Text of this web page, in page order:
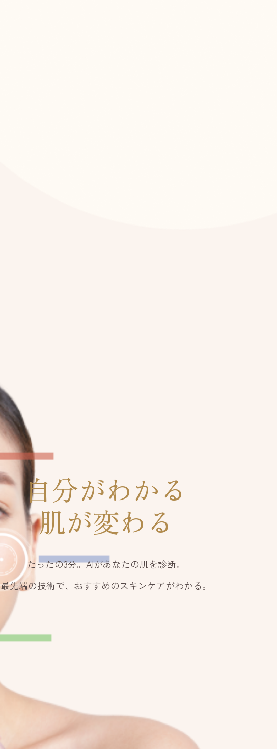
自分がわかる
肌が変わる
たったの3分。AIがあなたの肌を診断。
最先端の技術で、 おすすめのスキンケアがわかる。